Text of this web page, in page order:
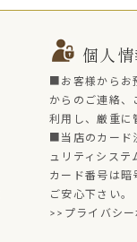
個人
■お客様からお
からのご連絡、
利用し、厳重に
■当店のカード
ュリティシステ
カード番号は暗
ご安心下さい。
>>プライバシ